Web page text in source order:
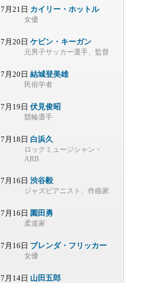
7月21日 カイリー・ホットル
女優
7月20日 ケビン・キーガン
元男子サッカー選手、監督
7月20日 結城登美雄
民俗学者
7月19日 伏見俊昭
競輪選手
7月18日 白浜久
ロックミュージシャン・
ARB
7月16日 渋谷毅
ジャズピアニスト、作曲家
7月16日 園田勇
柔道家
7月16日 ブレンダ・フリッカー
女優
7月14日 山田五郎